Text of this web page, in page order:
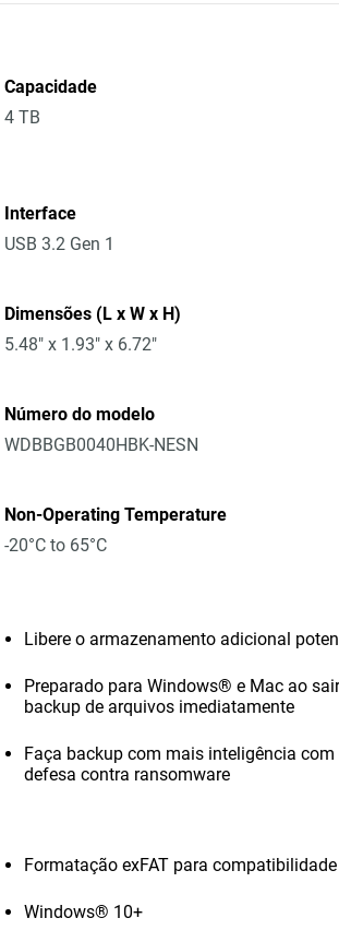
Capacidade
4 TB
Interface
USB 3.2 Gen 1
Dimensões (L x W x H)
5.48" x 1.93" x 6.72"
Número do modelo
WDBBGB0040HBK-NESN
Non-Operating Temperature
-20°C to 65°C
Libere o armazenamento adicional
Preparado para Windows® e Mac ao
backup de arquivos imediatamente
Faça backup com mais inteligência
defesa contra ransomware
Formatação exFAT para
Windows® 10+